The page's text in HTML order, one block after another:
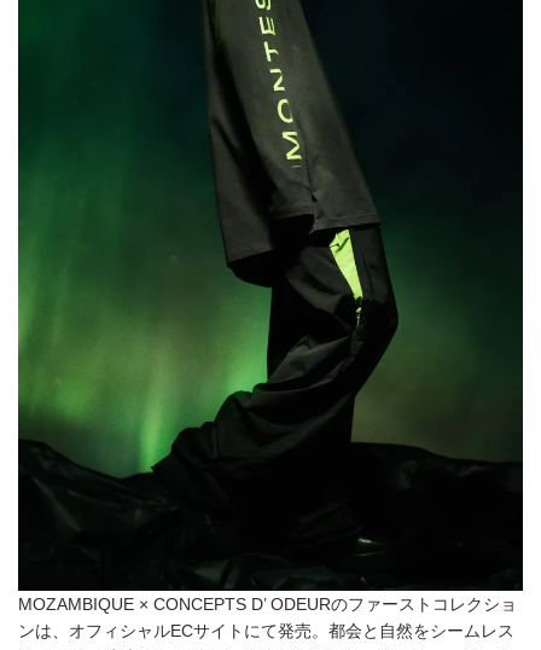
MOZAMBIQUE × CONCEPTS D’ ODEURのファーストコレクショ
ンは、オフィシャルECサイトにて発売。都会と自然をシームレス